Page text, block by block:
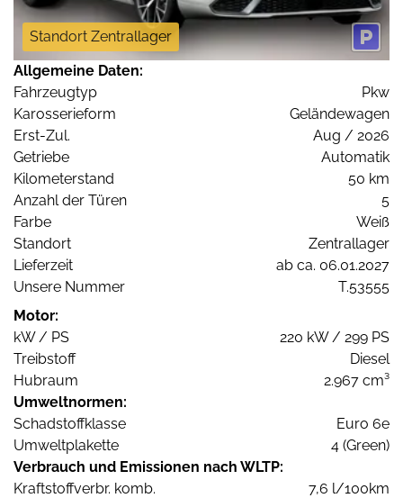
Standort Zentrallager
Allgemeine Daten:
Fahrzeugtyp
Pkw
Karosserieform
Geländewagen
Erst-Zul.
Aug / 2026
Getriebe
Automatik
Kilometerstand
50 km
Anzahl der Türen
5
Farbe
Weiß
Standort
Zentrallager
Lieferzeit
ab ca. 06.01.2027
Unsere Nummer
T.53555
Motor:
kW / PS
220 kW / 299 PS
Treibstoff
Diesel
Hubraum
2.967 cm³
Umweltnormen:
Schadstoffklasse
Euro 6e
Umweltplakette
4 (Green)
Verbrauch und Emissionen nach WLTP:
Kraftstoffverbr. komb.
7,6 l/100km